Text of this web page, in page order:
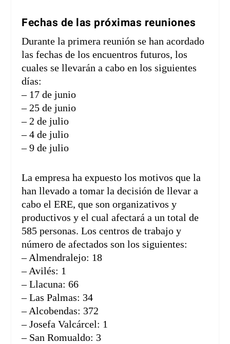
Fechas de las próximas reuniones
Durante la primera reunión se han acordado
las fechas de los encuentros futuros, los
cuales se llevarán a cabo en los siguientes
días:
– 17 de junio
– 25 de junio
– 2 de julio
– 4 de julio
– 9 de julio
La empresa ha expuesto los motivos que la
han llevado a tomar la decisión de llevar a
cabo el ERE, que son organizativos y
productivos y el cual afectará a un total de
585 personas. Los centros de trabajo y
número de afectados son los siguientes:
– Almendralejo: 18
– Avilés: 1
– Llacuna: 66
– Las Palmas: 34
– Alcobendas: 372
– Josefa Valcárcel: 1
– San Romualdo: 3